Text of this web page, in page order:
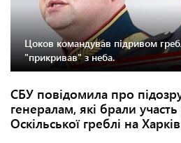
Цоков командував підривом
"прикривав" з неба.
СБУ повідомила про
генералам, які брали
Оскільської греблі на